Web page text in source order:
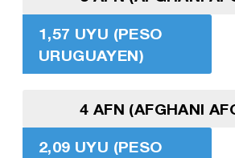
1,57 UYU (PESO
URUGUAYEN)
4 AFN (AFGHANI
2,09 UYU (PESO